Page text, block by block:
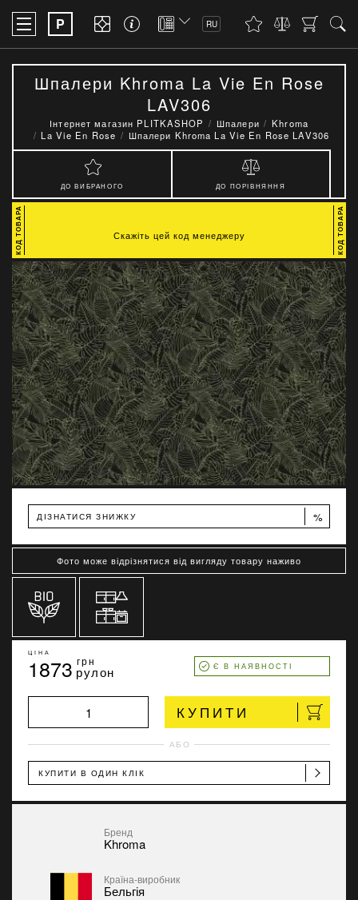
P RU
Шпалери Khroma La Vie En Rose
LAV306
Інтернет магазин PLITKASHOP Шпалери
Khroma
La Vie En Rose
Шпалери Khroma La Vie En Rose LAV306
ДО ВИБРАНОГО ДО ПОРІВНЯННЯ
ДІЗНАТИСЯ ЗНИЖКУ %
Фото може відрізнятися від вигляду товару наживо
ЦІНА
1873 грн
рулон Є В НАЯВНОСТІ
КУПИТИ
АБО
КУПИТИ В ОДИН КЛІК
Бренд
Khroma
Країна-виробник
Бельгія
Скажіть цей код менеджеру